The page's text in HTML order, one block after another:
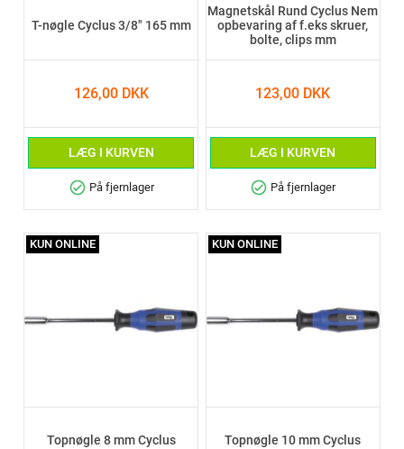
T-nøgle Cyclus 3/8" 165 mm
126,00 DKK
LÆG I KURVEN
check_circle På fjernlager
Magnetskål Rund Cyclus Nem
opbevaring af f.eks skruer,
bolte, clips mm
123,00 DKK
LÆG I KURVEN
check_circle På fjernlager
Topnøgle 8 mm Cyclus
KUN ONLINE
Topnøgle 10 mm Cyclus
KUN ONLINE